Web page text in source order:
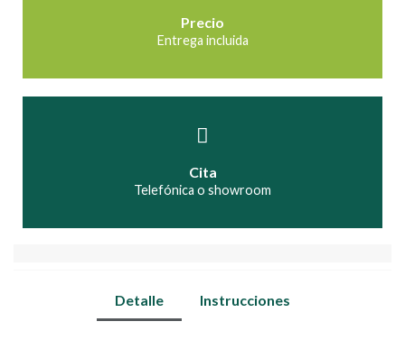
Precio
Entrega incluida
Cita
Telefónica o showroom
Detalle Instrucciones